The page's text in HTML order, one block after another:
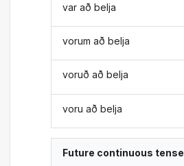
var að belja
vorum að belja
voruð að belja
voru að belja
Future continuous tense